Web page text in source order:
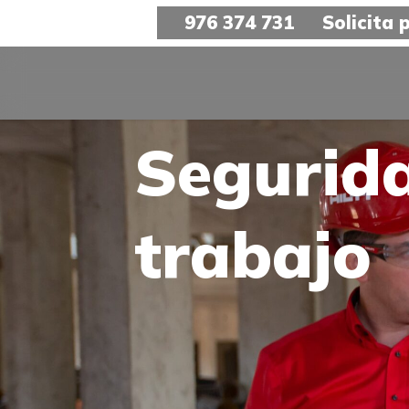
976 374 731 Solicita
trabajo